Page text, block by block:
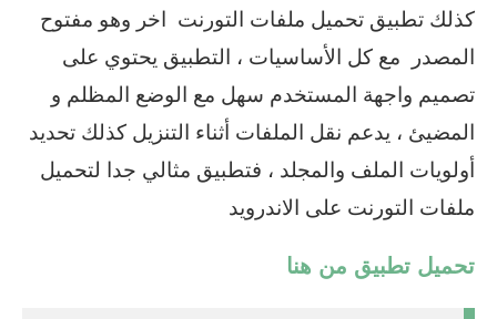
كذلك تطبيق تحميل ملفات التورنت اخر وهو مفتوح
المصدر مع كل الأساسيات ، التطبيق يحتوي على
تصميم واجهة المستخدم سهل مع الوضع المظلم و
المضيئ ، يدعم نقل الملفات أثناء التنزيل كذلك تحديد
أولويات الملف والمجلد ، فتطبيق مثالي جدا لتحميل
ملفات التورنت على الاندرويد
تحميل تطبيق من هنا